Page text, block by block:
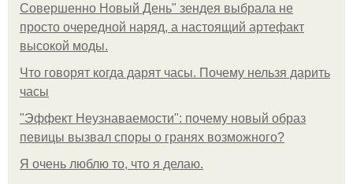
Совершенно Новый День" зендея выбрала не
просто очередной наряд, а настоящий артефакт
высокой моды.
Что говорят когда дарят часы. Почему нельзя дарить
часы
"Эффект Неузнаваемости": почему новый образ
певицы вызвал споры о гранях возможного?
Я очень люблю то, что я делаю.